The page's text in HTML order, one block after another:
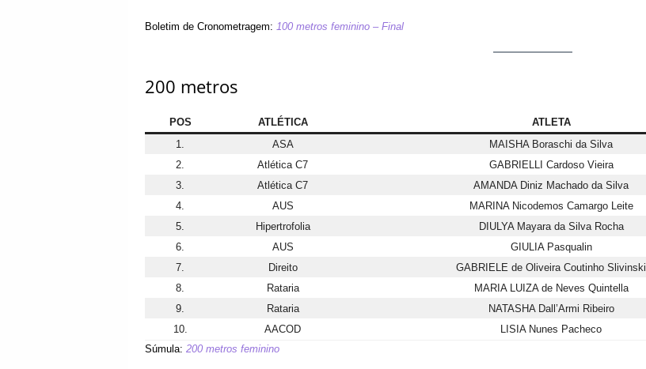
Boletim de Cronometragem: 100 metros feminino – Final
200 metros
POS ATLÉTICA ATLETA
1.
ASA MAISHA Boraschi da Silva
2.
Atlética C7 GABRIELLI Cardoso Vieira
3.
Atlética C7 AMANDA Diniz Machado da Silva
4.
AUS MARINA Nicodemos Camargo Leite
5.
Hipertrofolia DIULYA Mayara da Silva Rocha
6.
AUS GIULIA Pasqualin
7.
Direito GABRIELE de Oliveira Coutinho Slivinski
8.
Rataria MARIA LUIZA de Neves Quintella
9.
Rataria NATASHA Dall’Armi Ribeiro
10.
AACOD LISIA Nunes Pacheco
Súmula: 200 metros feminino